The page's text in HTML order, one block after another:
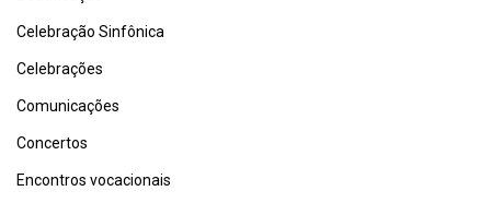
Celebração Sinfônica
Celebrações
Comunicações
Concertos
Encontros vocacionais